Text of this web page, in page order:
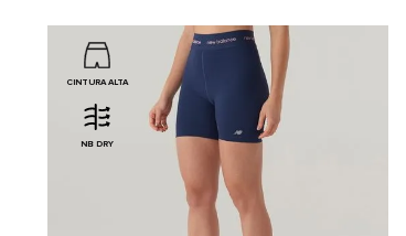
CINTURA ALTA
NB DRY